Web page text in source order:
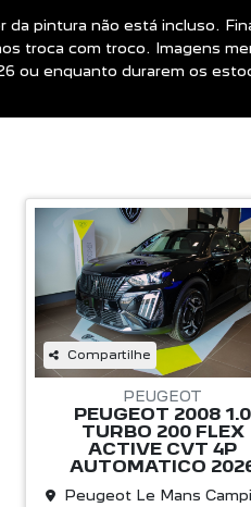
da pintura não está incluso.
troca com troco. Imagens
ou enquanto durarem os
Compartilhe
PEUGEOT
PEUGEOT 2008 1.0
TURBO 200 FLEX
ACTIVE CVT 4P
AUTOMATICO
Peugeot Le Mans